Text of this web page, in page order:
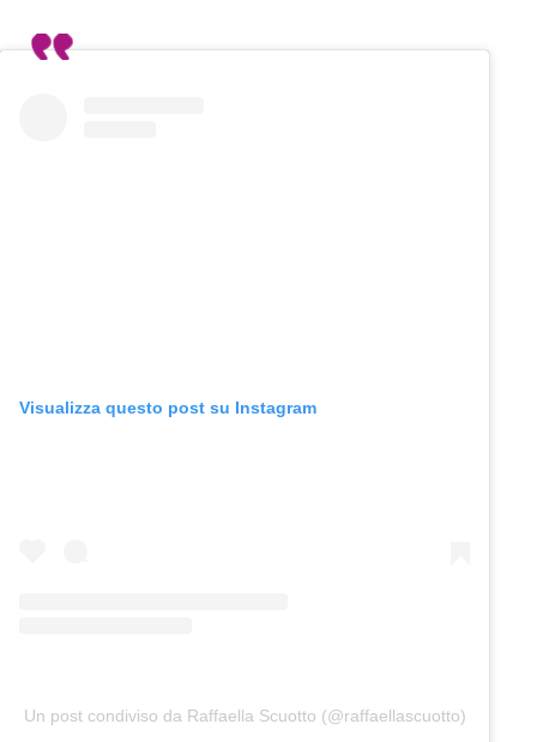
Visualizza questo post su Instagram
Un post condiviso da Raffaella Scuotto (@raffaellascuotto)